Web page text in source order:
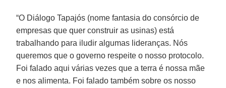
“O Diálogo Tapajós (nome fantasia do consórcio de
empresas que quer construir as usinas) está
trabalhando para iludir algumas lideranças. Nós
queremos que o governo respeite o nosso protocolo.
Foi falado aqui várias vezes que a terra é nossa mãe
e nos alimenta. Foi falado também sobre os nosso